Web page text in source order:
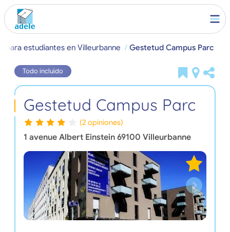
para estudiantes en Villeurbanne Gestetud Campus Parc
Todo incluido
Gestetud Campus Parc
(2 opiniones)
1 avenue Albert Einstein 69100 Villeurbanne